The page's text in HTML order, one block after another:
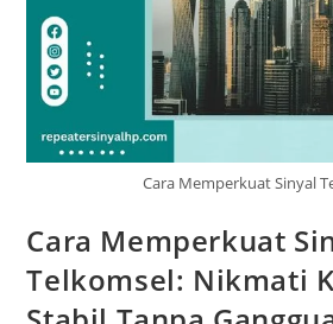
Cara Memperkuat Sinyal
Cara Memperkuat
Telkomsel: Nikmati